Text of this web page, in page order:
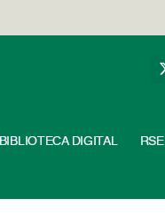
BIBLIOTECA DIGITAL RSE